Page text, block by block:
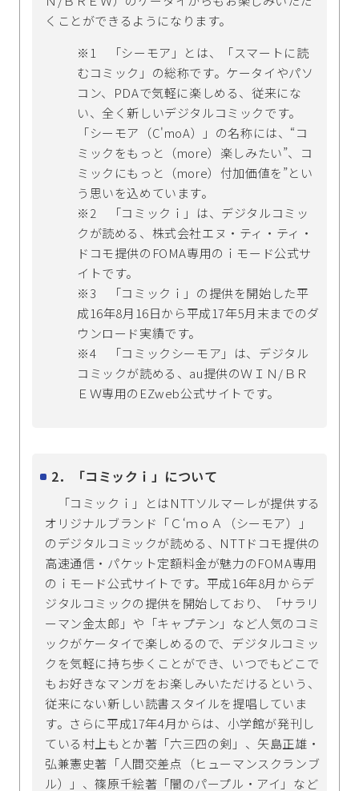
くことができるようになります。
※1 「シーモア」とは、「スマートに読
むコミック」の総称です。ケータイやパソ
コン、PDAで気軽に楽しめる、従来にな
い、全く新しいデジタルコミックです。
「シーモア（C'moA）」の名称には、“コ
ミックをもっと（more）楽しみたい”、コ
ミックにもっと（more）付加価値を”とい
う思いを込めています。
※2 「コミックｉ」は、デジタルコミッ
クが読める、株式会社エヌ・ティ・ティ・
ドコモ提供のFOMA専用のｉモード公式サ
イトです。
※3 「コミックｉ」の提供を開始した平
成16年8月16日から平成17年5月末までのダ
ウンロード実績です。
※4 「コミックシーモア」は、デジタル
コミックが読める、au提供のＷＩＮ/ＢＲ
ＥＷ専用のEZweb公式サイトです。
2．「コミックｉ」について
「コミックｉ」とはNTTソルマーレが提供する
オリジナルブランド「Ｃ‘ｍｏＡ（シーモア）」
のデジタルコミックが読める、NTTドコモ提供の
高速通信・パケット定額料金が魅力のFOMA専用
のｉモード公式サイトです。平成16年8月からデ
ジタルコミックの提供を開始しており、「サラリ
ーマン金太郎」や「キャプテン」など人気のコミ
ックがケータイで楽しめるので、デジタルコミッ
クを気軽に持ち歩くことができ、いつでもどこで
もお好きなマンガをお楽しみいただけるという、
従来にない新しい読書スタイルを提唱していま
す。さらに平成17年4月からは、小学館が発刊し
ている村上もとか著「六三四の剣」、矢島正雄・
弘兼憲史著「人間交差点（ヒューマンスクランブ
ル）」、篠原千絵著「闇のパープル・アイ」など